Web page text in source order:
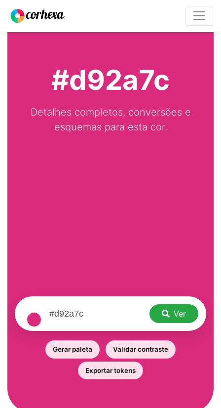
#d92a7c
Detalhes completos, conversões e
esquemas para esta cor.
Ver
Gerar paleta Validar contraste
Exportar tokens